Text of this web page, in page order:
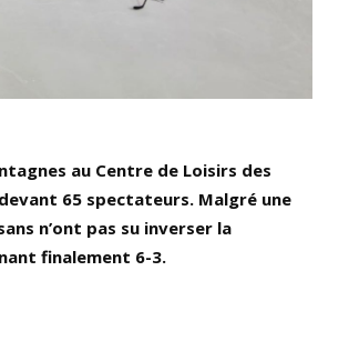
au Centre de Loisirs des
65 spectateurs. Malgré une
n’ont pas su inverser la
finalement 6-3.